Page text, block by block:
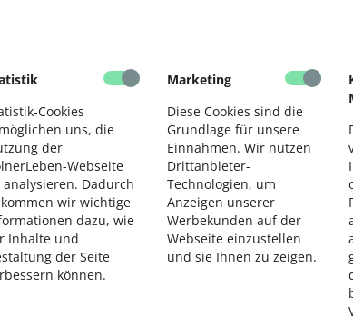
Cookies
uns, die
der
Webseite
analysieren. Dadurch
wir wichtige
dazu, wie
Inhalte und
der Seite
können.
Marketing
Diese Cookies sind die
Grundlage für unsere
Einnahmen. Wir nutzen
Drittanbieter-
Technologien, um
Anzeigen unserer
Werbekunden auf der
Webseite einzustellen
und sie Ihnen zu zeigen.
Broschüre „Wenn die Rente nicht
, Bildung , Gesundheit , Soziales ,